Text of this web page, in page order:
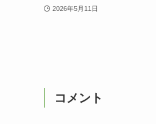
2026年5月11日
コメント